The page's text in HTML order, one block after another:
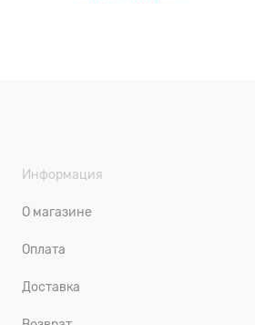
Информация
О магазине
Оплата
Доставка